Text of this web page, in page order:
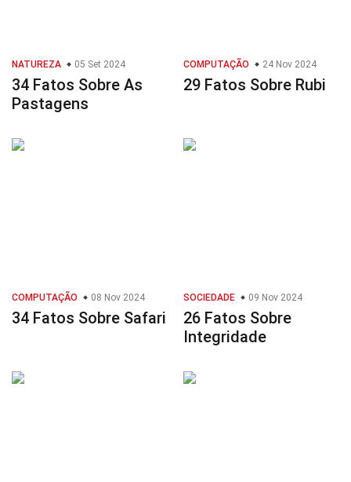
NATUREZA 05 Set 2024
34 Fatos Sobre As
Pastagens
COMPUTAÇÃO 24 Nov 2024
29 Fatos Sobre Rubi
COMPUTAÇÃO 08 Nov 2024
34 Fatos Sobre Safari
SOCIEDADE 09 Nov 2024
26 Fatos Sobre
Integridade